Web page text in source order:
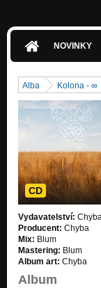
Kyber parazit feat.
JohnyBeat beatbox II.
Křižovatky
Express yourself
Hajzle my sme z
Křižovatky
JohnyBeat beatbox III.
Křižovatky
Neher
NOVINKY
Alba Kolona - ∞
CD
Vydavatelství:
Producent: Chyba
Mix: Blum
Mastering: Blum
Album art: Chyba
Album